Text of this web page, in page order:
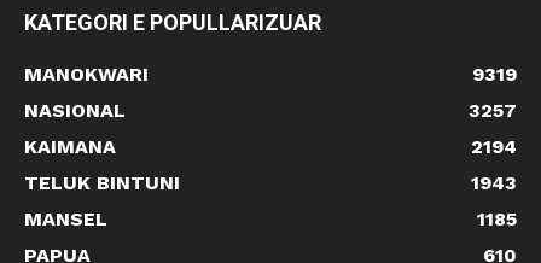
KATEGORI E POPULLARIZUAR
MANOKWARI
9319
NASIONAL
3257
KAIMANA
2194
TELUK BINTUNI
1943
MANSEL
1185
PAPUA
610